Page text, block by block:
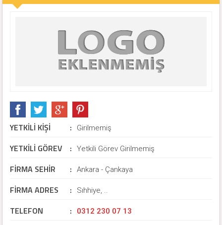
YETKİLİ KİŞİ : Girilmemiş
YETKİLİ GÖREV : Yetkili Görev Girilmemiş
FİRMA SEHİR : Ankara - Çankaya
FİRMA ADRES : Sıhhiye, ..
TELEFON : 0312 230 07 13